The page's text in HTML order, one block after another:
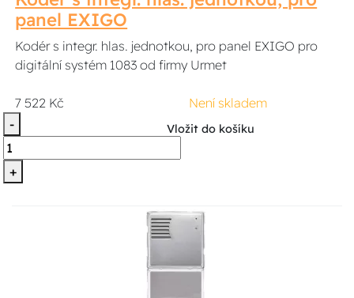
panel EXIGO
Kodér s integr. hlas. jednotkou, pro panel EXIGO pro
digitální systém 1083 od firmy Urmet
7 522 Kč
Není skladem
-
+
Vložit do košíku